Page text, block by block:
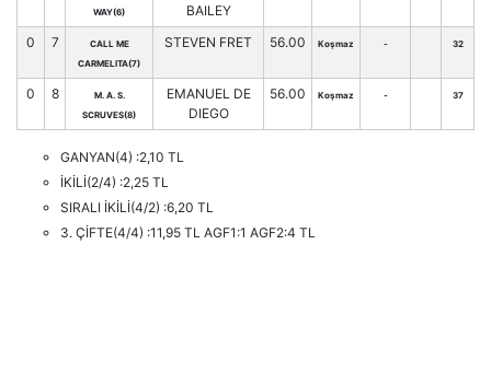
WAY(6)
BAILEY
0 7
CALL ME
CARMELITA(7)
STEVEN FRET 56.00 Koşmaz - 32
0 8
M. A. S.
SCRUVES(8)
EMANUEL DE
DIEGO
56.00 Koşmaz - 37
GANYAN(4) :2,10 TL
İKİLİ(2/4) :2,25 TL
SIRALI İKİLİ(4/2) :6,20 TL
3. ÇİFTE(4/4) :11,95 TL AGF1:1 AGF2:4 TL